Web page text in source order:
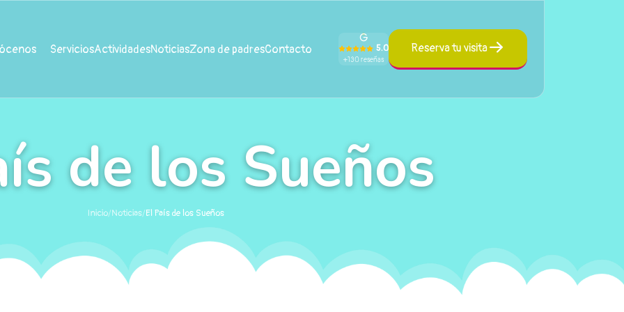
ServiciosActividadesNoticiasZona de padresContacto 5.0
+130 reseñas
Reserva tu visita
de los Sueños
Inicio/Noticias/El País de los Sueños